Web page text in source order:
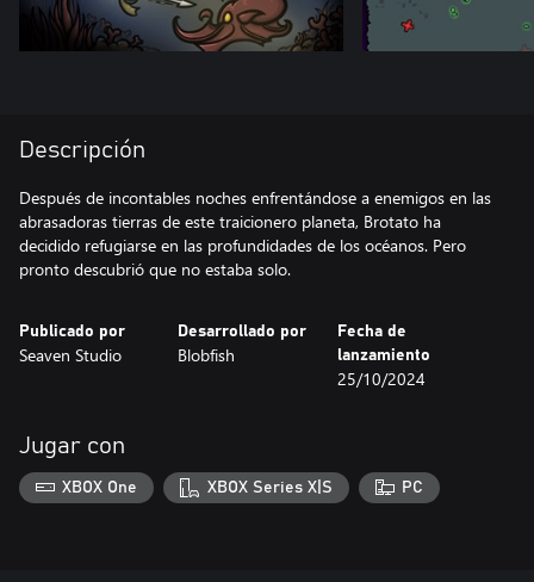
Descripción
Después de incontables noches enfrentándose a enemigos en las
abrasadoras tierras de este traicionero planeta, Brotato ha
decidido refugiarse en las profundidades de los océanos. Pero
pronto descubrió que no estaba solo.
Publicado por
Seaven Studio
Desarrollado por
Blobfish
Fecha de
lanzamiento
25/10/2024
Jugar con
XBOX One XBOX Series X|S PC